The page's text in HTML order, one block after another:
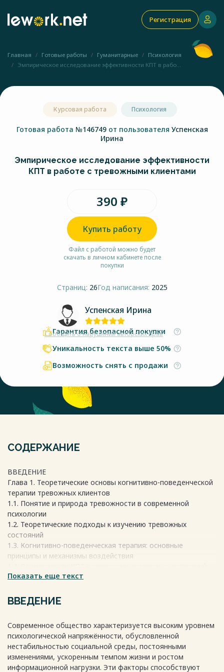
Регистрация
Главная Готовые работы Гуманитарные
Психология
Эмпирическое исследование эффективности КПТ в рабо...
Курсовая работа Психология
Готовая работа №146749 от пользователя Успенская
Ирина
Эмпирическое исследование эффективности
КПТ в работе с тревожными клиентами
390 ₽
Купить работу
Файл с работой можно будет
скачать в личном кабинете после
покупки
Страниц: 26Год написания: 2025
Успенская Ирина
Сообщить о нарушении авторских прав
Гарантия безопасной покупки
Уникальность текста выше 50%
Возможность снять с продажи
СОДЕРЖАНИЕ
ВВЕДЕНИЕ
Глава 1. Теоретические основы когнитивно-поведенческой
терапии тревожных клиентов
1.1. Понятие и природа тревожности в современной
психологии
1.2. Теоретические подходы к изучению тревожных
состояний
1.3. Когнитивно-поведенческая терапия: основные
принципы и механизмы воздействия
Глава 2. Эмпирическое исследование эффективности КПТ в
2.1. Методическое обеспечение и организация
исследования
2.3 Анализ и интерпретация результатов исследования
ЗАКЛЮЧЕНИЕ
СПИСОК ЛИТЕРАТУРЫ
ПРИЛОЖЕНИЕ
Показать еще текст
ВВЕДЕНИЕ
Современное общество характеризуется высоким уровнем
психологической напряжённости, обусловленной
нестабильностью социальной среды, постоянными
изменениями, ускоренным темпом жизни и ростом
информационной нагрузки. Эти факторы способствуют